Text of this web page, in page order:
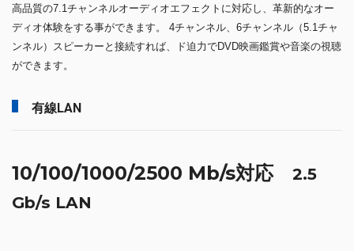
高品質の7.1チャンネルオーディオエフェクトに対応し、革新的なオー
ディオ体験をする事ができます。 4チャンネル、6チャンネル（5.1チャ
ンネル）スピーカーと接続すれば、ド迫力でDVD映画鑑賞や音楽の視聴
ができます。
有線LAN
10/100/1000/2500 Mb/s対応 2.5
Gb/s LAN